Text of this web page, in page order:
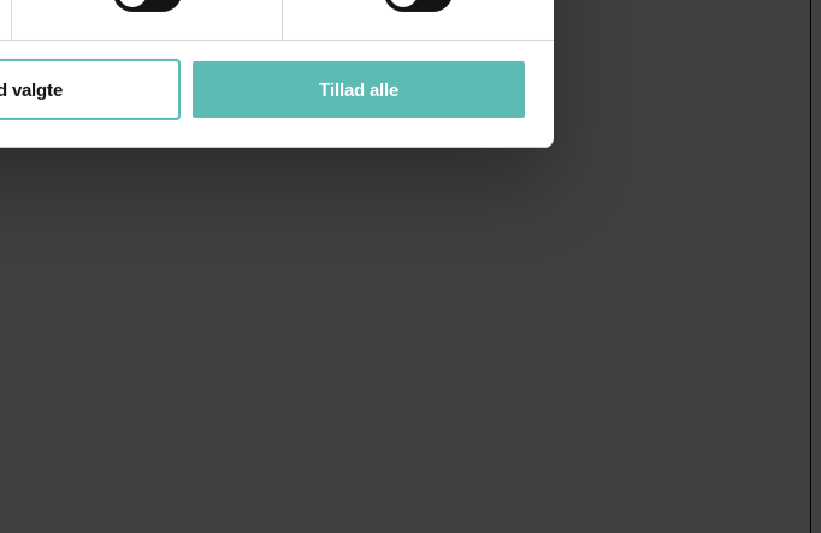
valgte Tillad alle